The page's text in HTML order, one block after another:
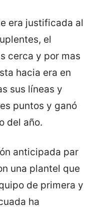
era justificada al
el
cerca y por mas
hacia era en
sus líneas y
puntos y ganó
del año.
anticipada par
una plantel que
de primera y
ha